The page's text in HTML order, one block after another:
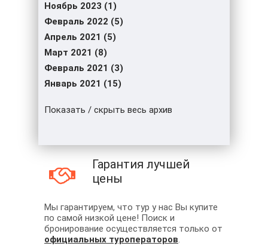
Ноябрь 2023 (1)
Февраль 2022 (5)
Апрель 2021 (5)
Март 2021 (8)
Февраль 2021 (3)
Январь 2021 (15)
Показать / скрыть весь архив
Гарантия лучшей
цены
Мы гарантируем, что тур у нас Вы купите
по самой низкой цене! Поиск и
бронирование осуществляется только от
официальных туроператоров.